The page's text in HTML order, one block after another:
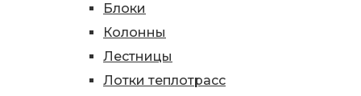
Блоки
Колонны
Лестницы
Лотки теплотрасс